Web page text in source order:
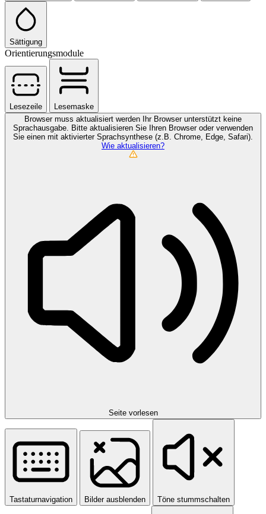
Sättigung
Orientierungsmodule
Lesezeile
Lesemaske
Browser muss aktualisiert werden
Ihr Browser unterstützt keine
Sprachausgabe. Bitte aktualisieren Sie Ihren Browser oder verwenden
Sie einen mit aktivierter Sprachsynthese (z.B. Chrome, Edge, Safari).
Wie aktualisieren?
Seite vorlesen
Tastaturnavigation Bilder ausblenden Töne stummschalten